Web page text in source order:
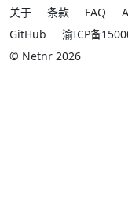
关于 条款 FAQ
GitHub
渝ICP备
© Netnr 2026